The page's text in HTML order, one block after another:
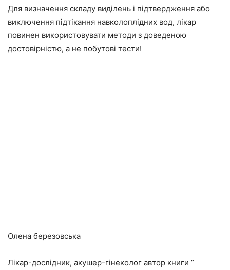
Для визначення складу виділень і підтвердження або
виключення підтікання навколоплідних вод, лікар
повинен використовувати методи з доведеною
достовірністю, а не побутові тести!
Олена березовська
Лікар-дослідник, акушер-гінеколог автор книги ”